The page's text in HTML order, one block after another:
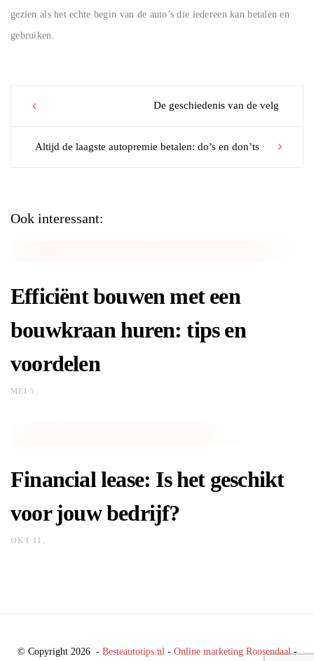
gezien als het echte begin van de auto’s die iedereen kan betalen en
gebruiken.
Post
De geschiedenis van de velg
Altijd de laagste autopremie betalen: do’s en don’ts
Ook interessant:
Efficiënt bouwen met een
bouwkraan huren: tips en
voordelen
MEI 5
Financial lease: Is het geschikt
voor jouw bedrijf?
OKT 11
© Copyright 2026 - Besteautotips.nl - Online marketing Roosendaal-